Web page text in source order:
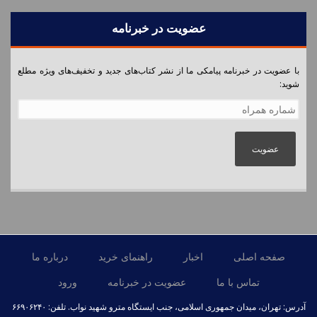
شجاعانه پیش برو! ۴۱۲
بهترین خواب برای بهترین بیداری ۲۱۶
عضویت در خبرنامه
با عضویت در خبرنامه پیامکی ما از نشر کتاب‌های جدید و تخفیف‌های ویژه مطلع
شوید:
شماره همراه
*
صفحه اصلی اخبار راهنمای خرید
درباره ما
تماس با ما
عضویت در خبرنامه ورود
آدرس: تهران، میدان جمهوری اسلامی، جنب ایستگاه مترو شهید نواب. تلفن: ۶۶۹۰۶۲۴۰